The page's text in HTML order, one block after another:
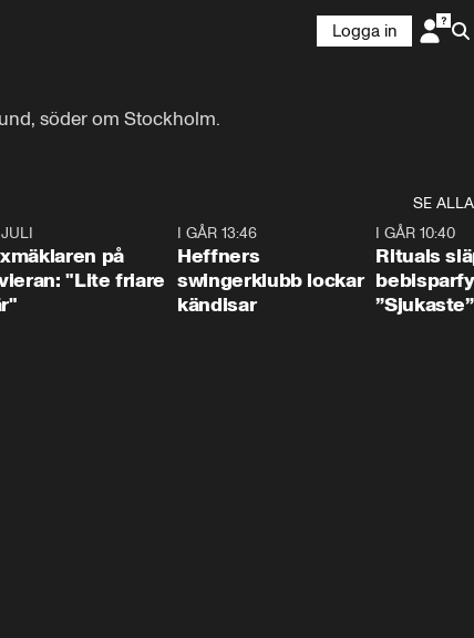
Logga in
söder om Stockholm.
SE ALLA
på
"Lite friare
I GÅR 13:46
Heffners
swingerklubb lockar
kändisar
I GÅR 10:40
Rituals
”Sjukaste”